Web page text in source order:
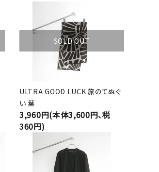
SOLD OUT
ULTRA GOOD LUCK 旅のてぬぐ
い 葉
3,960円(本体3,600円、税
360円)